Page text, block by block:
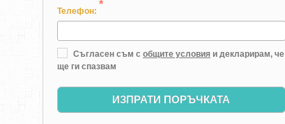
Телефон:
*
Съгласен съм с общите условия и декларирам, че
ще ги спазвам
ИЗПРАТИ ПОРЪЧКАТА